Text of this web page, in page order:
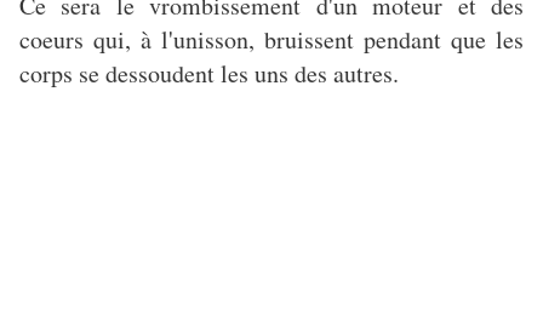
coeurs qui, à l'unisson, bruissent pendant que les
corps se dessoudent les uns des autres.